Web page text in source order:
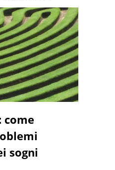
come
sogni